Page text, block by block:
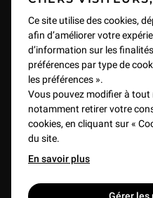
Ce site utilise des cookies,
afin d’améliorer votre
d’information sur les
préférences par type de
les préférences ».
Vous pouvez modifier à
notamment retirer votre
cookies, en cliquant sur «
du site.
En savoir plus
Le vol de la Joconde
VIDEO 2 min